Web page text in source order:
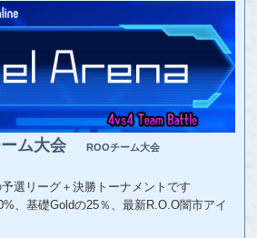
ム大会 ROOチーム大会
選リーグ＋決勝トーナメントです
、基礎Goldの25％、最新R.O.O闇市アイ